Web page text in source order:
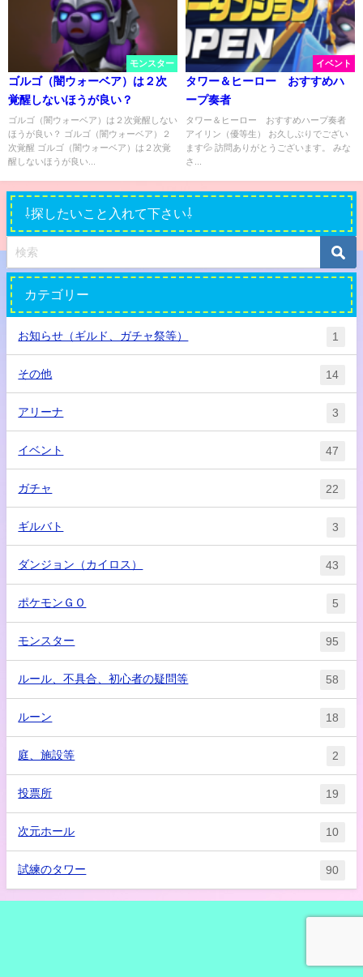
モンスター
ゴルゴ（闇ウォーベア）は２次
覚醒しないほうが良い？
ゴルゴ（闇ウォーベア）は２次覚醒しない
ほうが良い？ ゴルゴ（闇ウォーベア）２
次覚醒 ゴルゴ（闇ウォーベア）は２次覚
醒しないほうが良い...
イベント
タワー＆ヒーロー おすすめハ
ープ奏者
タワー＆ヒーロー おすすめハープ奏者
アイリン（優等生） お久しぶりでござい
ます💦 訪問ありがとうございます。 みな
さ...
⇩探したいこと入れて下さい⇩
カテゴリー
お知らせ（ギルド、ガチャ祭等） 1
その他 14
アリーナ 3
イベント 47
ガチャ 22
ギルバト 3
ダンジョン（カイロス） 43
ポケモンＧＯ 5
モンスター 95
ルール、不具合、初心者の疑問等 58
ルーン 18
庭、施設等 2
投票所 19
次元ホール 10
試練のタワー 90